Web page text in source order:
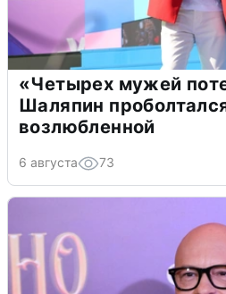
«Четырех мужей
Шаляпин
возлюбленной
6 августа 73